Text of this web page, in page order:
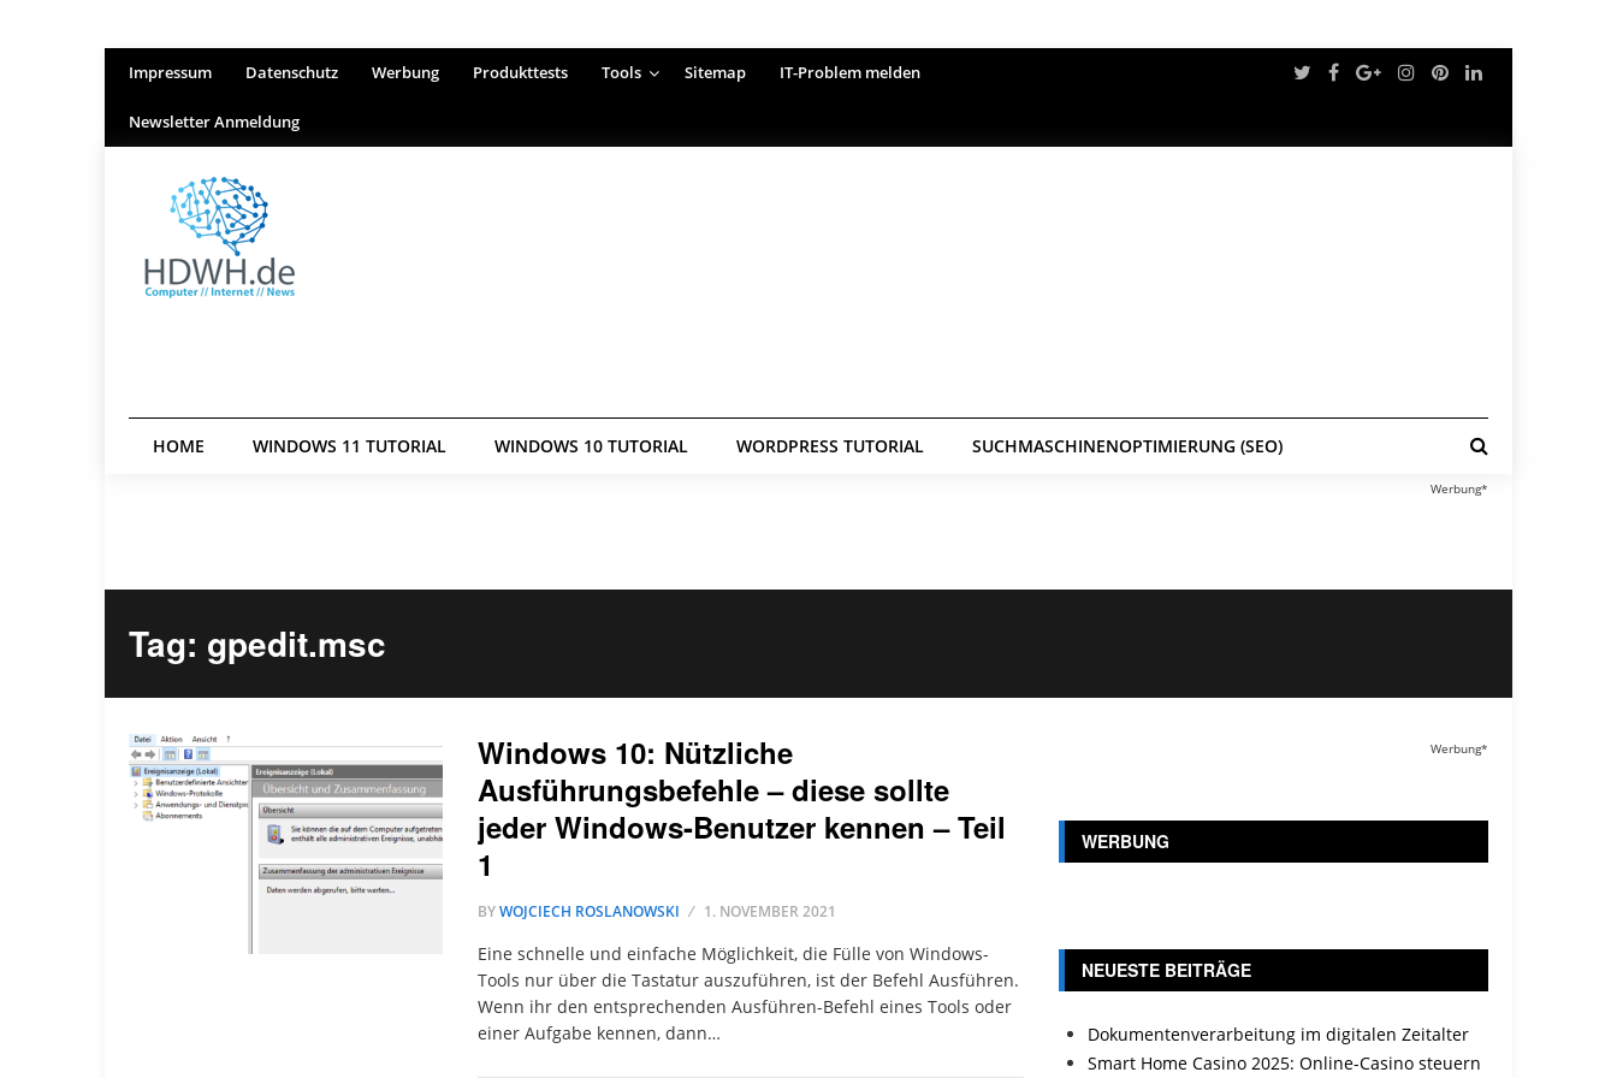
Impressum Datenschutz Werbung Produkttests Tools Sitemap IT-Problem melden
Newsletter Anmeldung
HOME WINDOWS 11 TUTORIAL WINDOWS 10 TUTORIAL WORDPRESS TUTORIAL SUCHMASCHINENOPTIMIERUNG (SEO)
Werbung*
Tag: gpedit.msc
Windows 10: Nützliche
Ausführungsbefehle – diese sollte
jeder Windows-Benutzer kennen – Teil
1
BYWOJCIECH ROSLANOWSKI 1. NOVEMBER 2021
Eine schnelle und einfache Möglichkeit, die Fülle von Windows-
Tools nur über die Tastatur auszuführen, ist der Befehl Ausführen.
Wenn ihr den entsprechenden Ausführen-Befehl eines Tools oder
einer Aufgabe kennen, dann…
Werbung*
WERBUNG
NEUESTE BEITRÄGE
Dokumentenverarbeitung im digitalen Zeitalter
Smart Home Casino 2025: Online-Casino steuern